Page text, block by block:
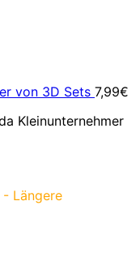
von 3D Sets 7,99€
Kleinunternehmer
Längere